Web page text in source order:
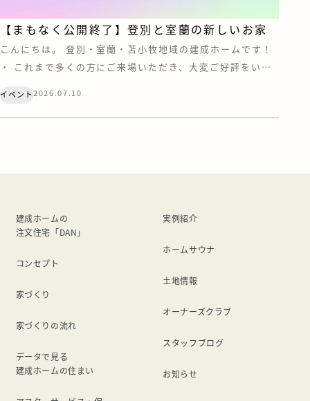
【まもなく公開終了】登別と室蘭の新しいお家
こんにちは。 登別・室蘭・苫小牧地域の建成ホームです！
・ これまで多くの方にご来場いただき、大変ご好評をいた
まいりましたので、もうすぐ公開終了となります。 「気に
イベント2026.07.10
建成ホームの
注文住宅「DAN」
コンセプト
家づくり
家づくりの流れ
データで見る
建成ホームの住まい
実例紹介
ホームサウナ
土地情報
オーナーズクラブ
スタッフブログ
お知らせ